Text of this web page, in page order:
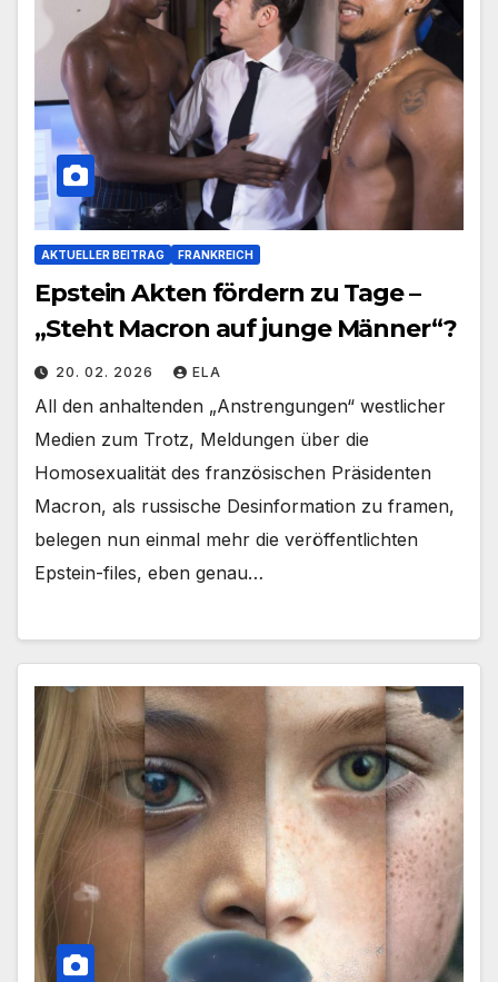
AKTUELLER BEITRAG FRANKREICH
Epstein Akten fördern zu Tage –
„Steht Macron auf junge Männer“?
20. 02. 2026 ELA
All den anhaltenden „Anstrengungen“ westlicher
Medien zum Trotz, Meldungen über die
Homosexualität des französischen Präsidenten
Macron, als russische Desinformation zu framen,
belegen nun einmal mehr die veröffentlichten
Epstein-files, eben genau…